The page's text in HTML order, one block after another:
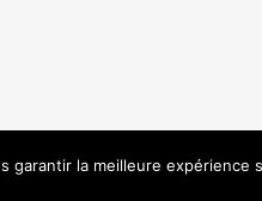
garantir la meilleure